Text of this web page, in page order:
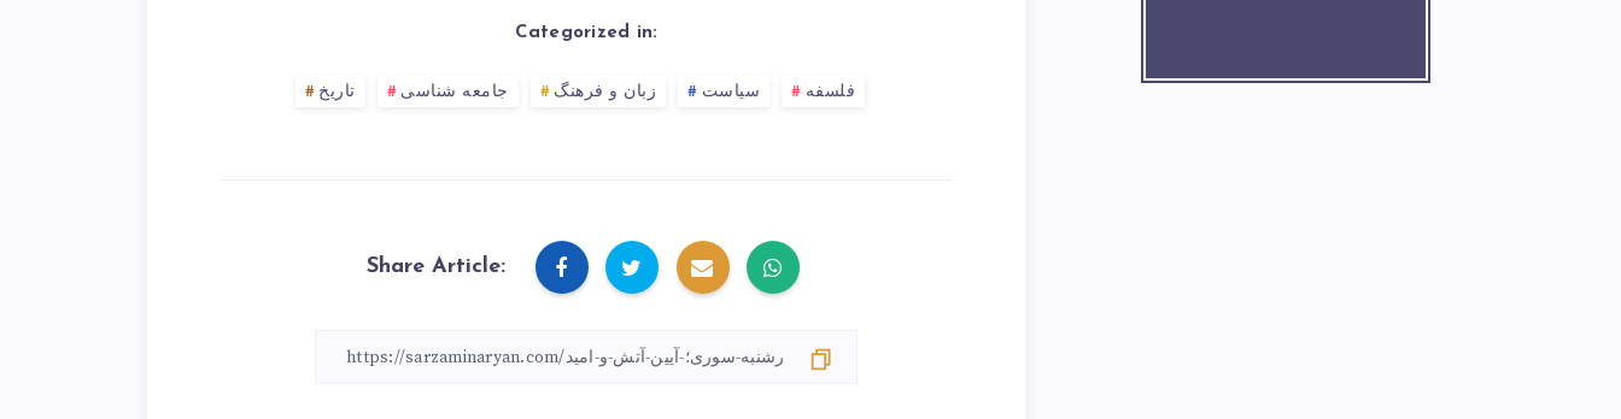
Categorized in:
تاریخ جامعه شناسی زبان و فرهنگ سیاست فلسفه
Share Article: